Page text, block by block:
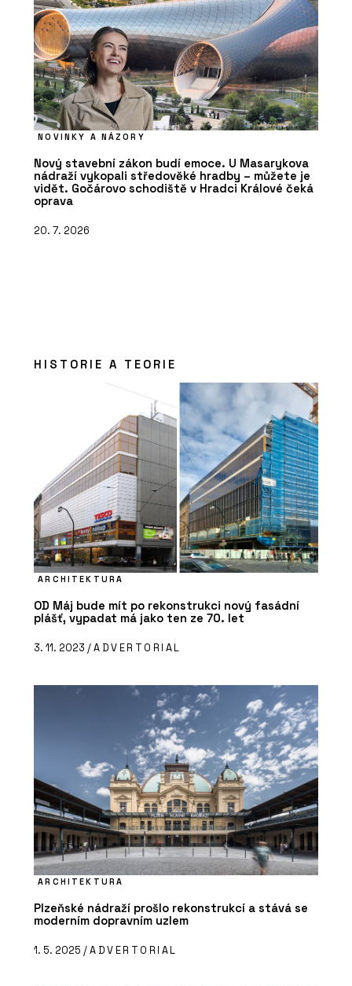
NOVINKY A NÁZORY
Nový stavební zákon budí emoce. U Masarykova
nádraží vykopali středověké hradby – můžete je
vidět. Gočárovo schodiště v Hradci Králové čeká
oprava
20. 7. 2026
HISTORIE A TEORIE
ARCHITEKTURA
OD Máj bude mít po rekonstrukci nový fasádní
plášť, vypadat má jako ten ze 70. let
3. 11. 2023 /ADVERTORIAL
ARCHITEKTURA
Plzeňské nádraží prošlo rekonstrukcí a stává se
moderním dopravním uzlem
1. 5. 2025 /ADVERTORIAL